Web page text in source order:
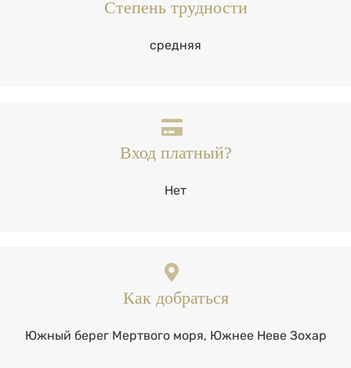
Степень трудности
средняя
Вход платный?
Нет
Как добраться
Южный берег Мертвого моря, Южнее Неве Зохар